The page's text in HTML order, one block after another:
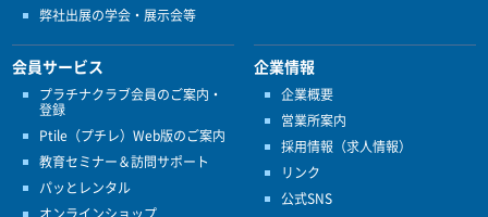
弊社出展の学会・展示会等
会員サービス
プラチナクラブ会員のご案内・
登録
Ptile（プチレ）Web版のご案内
教育セミナー＆訪問サポート
パッとレンタル
企業情報
企業概要
営業所案内
採用情報（求人情報）
リンク
公式SNS